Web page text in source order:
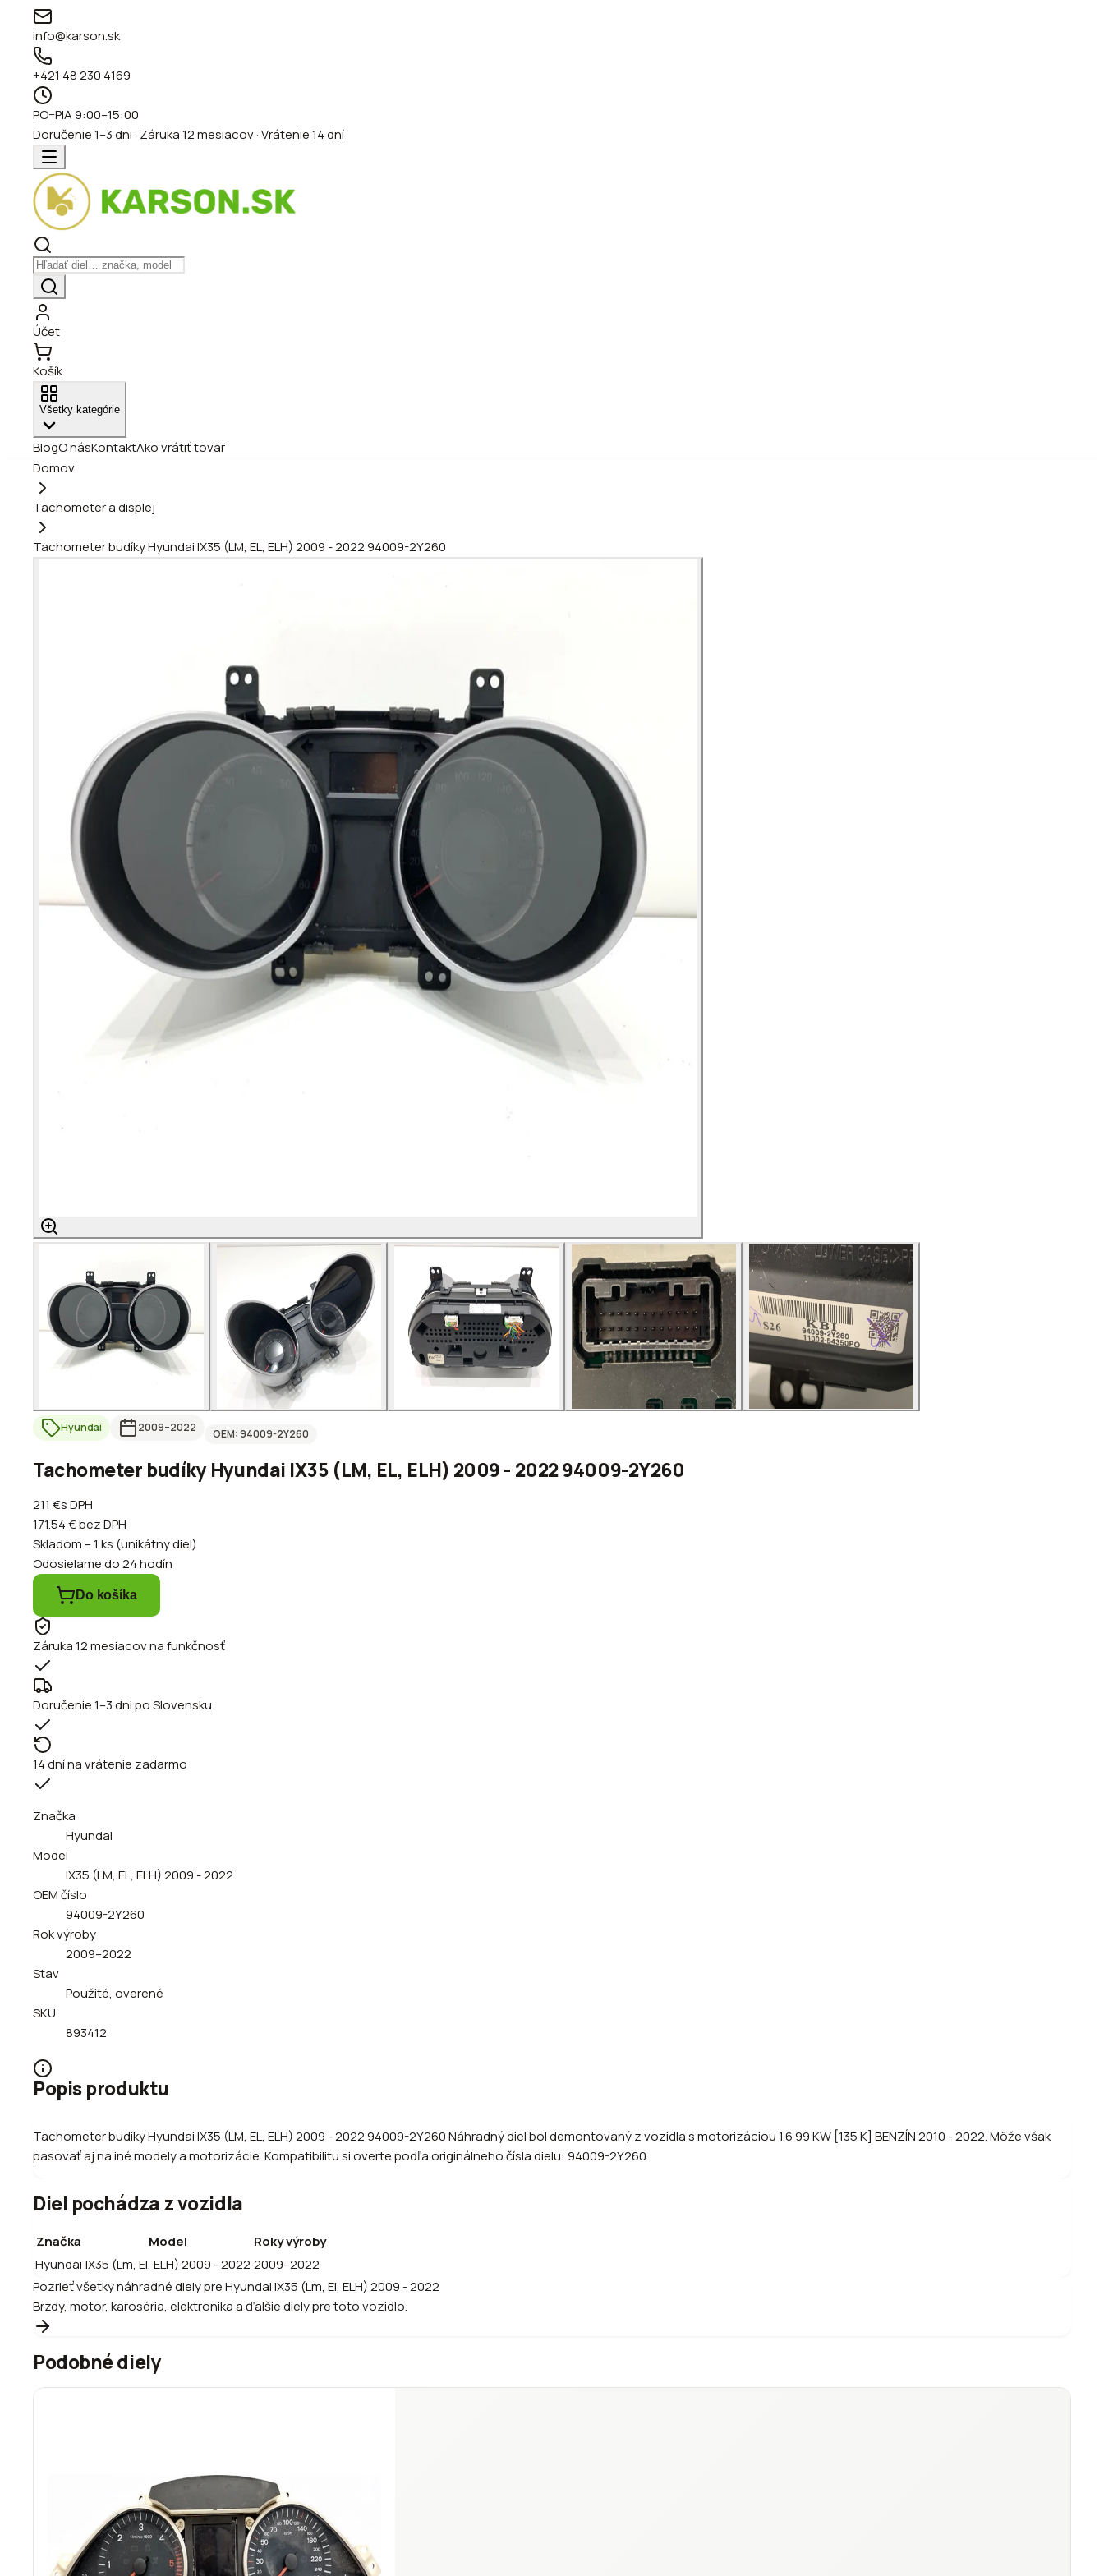
info@karson.sk
+421 48 230 4169
PO–PIA 9:00–15:00
Doručenie 1–3 dni · Záruka 12 mesiacov · Vrátenie 14 dní
Účet
Košík
Všetky kategórie
BlogO násKontaktAko vrátiť tovar
Domov
Tachometer a displej
Tachometer budíky Hyundai IX35 (LM, EL, ELH) 2009 - 2022 94009-2Y260
Hyundai 2009–2022 OEM:94009-2Y260
Tachometer budíky Hyundai IX35 (LM, EL, ELH) 2009 - 2022 94009-2Y260
211 €s DPH
171.54 €bez DPH
Skladom – 1 ks (unikátny diel)
Odosielame do 24 hodín
Do košíka
Záruka 12 mesiacov na funkčnosť
Doručenie 1–3 dni po Slovensku
14 dní na vrátenie zadarmo
Značka
Hyundai
Model
IX35 (LM, EL, ELH) 2009 - 2022
OEM číslo
94009-2Y260
Rok výroby
2009–2022
Stav
Použité, overené
SKU
893412
Popis produktu
Tachometer budíky Hyundai IX35 (LM, EL, ELH) 2009 - 2022 94009-2Y260 Náhradný diel bol demontovaný z vozidla s motorizáciou 1.6 99 KW [135 K] BENZÍN 2010 - 2022. Môže však
pasovať aj na iné modely a motorizácie. Kompatibilitu si overte podľa originálneho čísla dielu: 94009-2Y260.
Diel pochádza z vozidla
Značka Model
Roky výroby
Hyundai IX35 (Lm, El, ELH) 2009 - 2022 2009–2022
Pozrieť všetky náhradné diely preHyundaiIX35 (Lm, El, ELH) 2009 - 2022
Brzdy, motor, karoséria, elektronika a ďalšie diely pre toto vozidlo.
Podobné diely